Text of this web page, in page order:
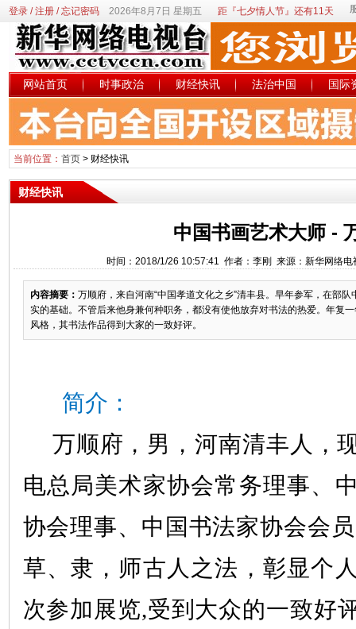
登录/注册/忘记密码 2026年8月7日 星期五 距『七夕情人节』还有11天
网站首页 时事政治 财经快讯 法治中国 国际
当前位置： 首页> 财经快讯
财经快讯
中国书画艺术大师 -
时间：2018/1/26 10:57:41 作者：李刚 来源：新华网络
内容摘要： 万顺府，来自河南“中国孝道文化之乡”清丰县。早年参军，在部
实的基础。不管后来他身兼何种职务，都没有使他放弃对书法的热爱。年复
风格，其书法作品得到大家的一致好评。
简介：
万顺府，男，河南清丰人，
电总局美术家协会常务理事、
协会理事、中国书法家协会会
草、隶，师古人之法，彰显个
次参加展览,受到大众的一致好